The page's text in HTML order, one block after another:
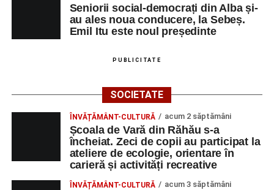
Seniorii social-democrați din Alba și-
au ales noua conducere, la Sebeș.
Emil Itu este noul președinte
PUBLICITATE
SOCIETATE
ÎNVĂȚĂMÂNT-CULTURĂ acum 2 săptămâni
Școala de Vară din Răhău s-a
încheiat. Zeci de copii au participat la
ateliere de ecologie, orientare în
carieră și activități recreative
ÎNVĂȚĂMÂNT-CULTURĂ acum 3 săptămâni